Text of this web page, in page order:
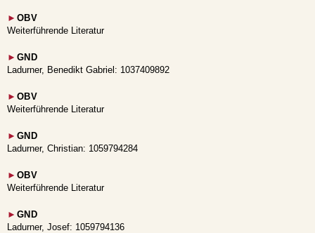
► OBV
Weiterführende Literatur
► GND
Ladurner, Benedikt Gabriel: 1037409892
► OBV
Weiterführende Literatur
► GND
Ladurner, Christian: 1059794284
► OBV
Weiterführende Literatur
► GND
Ladurner, Josef: 1059794136